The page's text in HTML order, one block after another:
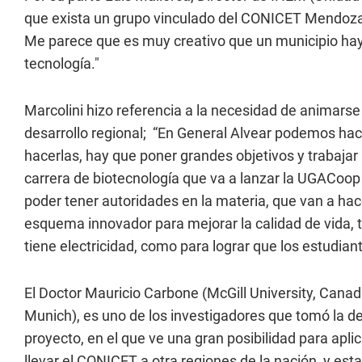
que exista un grupo vinculado del CONICET
Me parece que es muy creativo que un municipio
tecnología."
Marcolini hizo referencia a la necesidad de
desarrollo regional; “En General Alvear podemos
hacerlas, hay que poner grandes objetivos y
carrera de biotecnología que va a lanzar la
poder tener autoridades en la materia, que van a
esquema innovador para mejorar la calidad de
tiene electricidad, como para lograr que los
El Doctor Mauricio Carbone (McGill University,
Munich), es uno de los investigadores que tomó la
proyecto, en el que ve una gran posibilidad para